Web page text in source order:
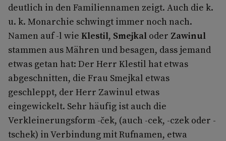
deutlich in den Familiennamen zeigt. Auch die k.
u. k. Monarchie schwingt immer noch nach.
Namen auf -l wie Klestil, Smejkal oder Zawinul
stammen aus Mähren und besagen, dass jemand
etwas getan hat: Der Herr Klestil hat etwas
abgeschnitten, die Frau Smejkal etwas
geschleppt, der Herr Zawinul etwas
eingewickelt. Sehr häufig ist auch die
Verkleinerungsform -ček, (auch -cek, -czek oder -
tschek) in Verbindung mit Rufnamen, etwa